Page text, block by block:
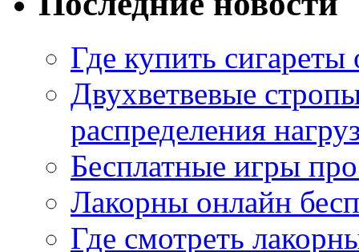
Где купить
Двухветвевые
распределения
Бесплатные игры
Лакорны онлайн
Где смотреть